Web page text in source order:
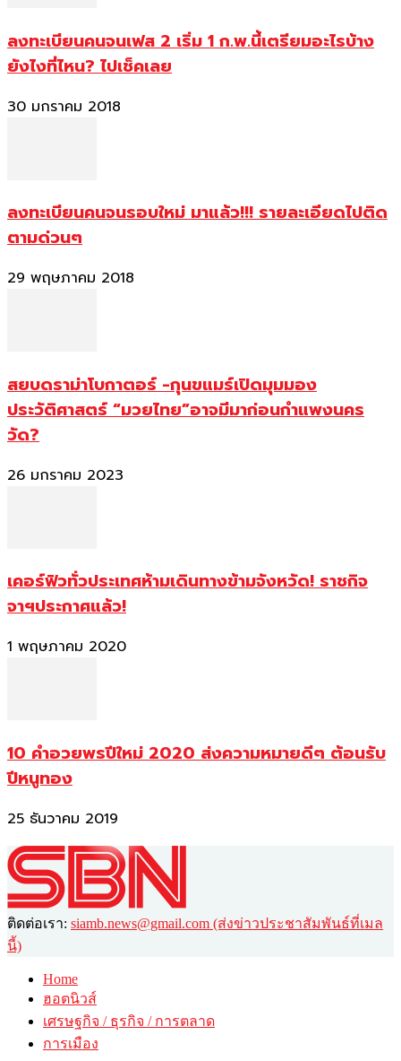
ลงทะเบียนคนจนเฟส 2 เริ่ม 1 ก.พ.นี้เตรียมอะไรบ้าง
ยังไงที่ไหน? ไปเช็คเลย
30 มกราคม 2018
ลงทะเบียนคนจนรอบใหม่ มาแล้ว!!! รายละเอียดไปติด
ตามด่วนๆ
29 พฤษภาคม 2018
สยบดราม่าโบกาตอร์ -กุนขแมร์เปิดมุมมอง
ประวัติศาสตร์ “มวยไทย”อาจมีมาก่อนกำแพงนคร
วัด?
26 มกราคม 2023
เคอร์ฟิวทั่วประเทศห้ามเดินทางข้ามจังหวัด! ราชกิจ
จาฯประกาศแล้ว!
1 พฤษภาคม 2020
10 คำอวยพรปีใหม่ 2020 ส่งความหมายดีๆ ต้อนรับ
ปีหนูทอง
25 ธันวาคม 2019
ติดต่อเรา: siamb.news@gmail.com (ส่งข่าวประชาสัมพันธ์ที่เมล
นี้)
Home
ฮอตนิวส์
เศรษฐกิจ / ธุรกิจ / การตลาด
การเมือง